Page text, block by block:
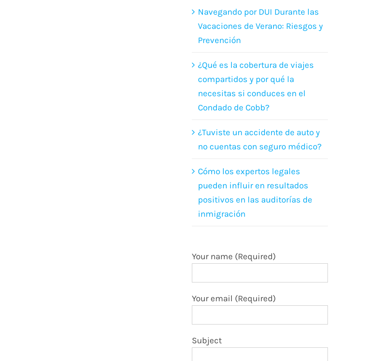
Navegando por DUI Durante las
Vacaciones de Verano: Riesgos y
Prevención
¿Qué es la cobertura de viajes
compartidos y por qué la
necesitas si conduces en el
Condado de Cobb?
¿Tuviste un accidente de auto y
no cuentas con seguro médico?
Cómo los expertos legales
pueden influir en resultados
positivos en las auditorías de
inmigración
Your name (Required)
Your email (Required)
Subject